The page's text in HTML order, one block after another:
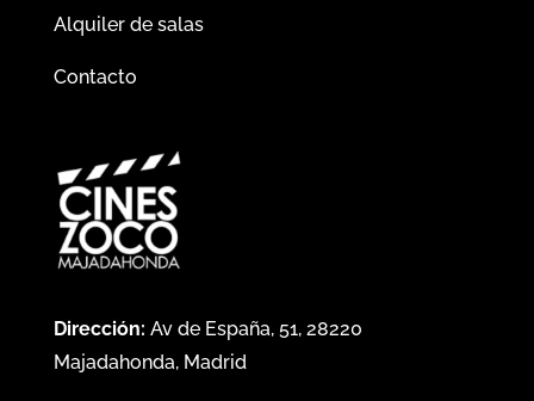
Alquiler de salas
Contacto
Dirección: Av de España, 51, 28220
Majadahonda, Madrid